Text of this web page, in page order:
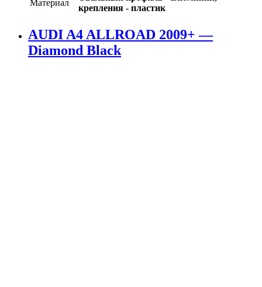
Материал
крепления - пластик
AUDI A4 ALLROAD 2009+ —
Diamond Black